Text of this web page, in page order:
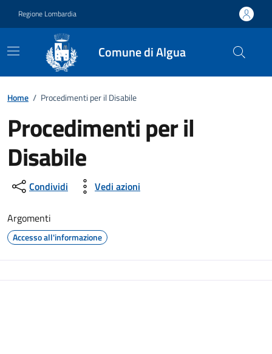
Regione Lombardia
Comune di Algua
Home / Procedimenti per il Disabile
Procedimenti per il
Disabile
Condividi Vedi azioni
Argomenti
Accesso all'informazione